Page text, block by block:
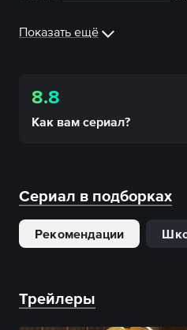
Показать ещё
8.8
Как вам сериал?
Сериал в подборках
Рекомендации
Трейлеры